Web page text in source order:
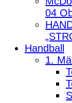
04
Handball
1.